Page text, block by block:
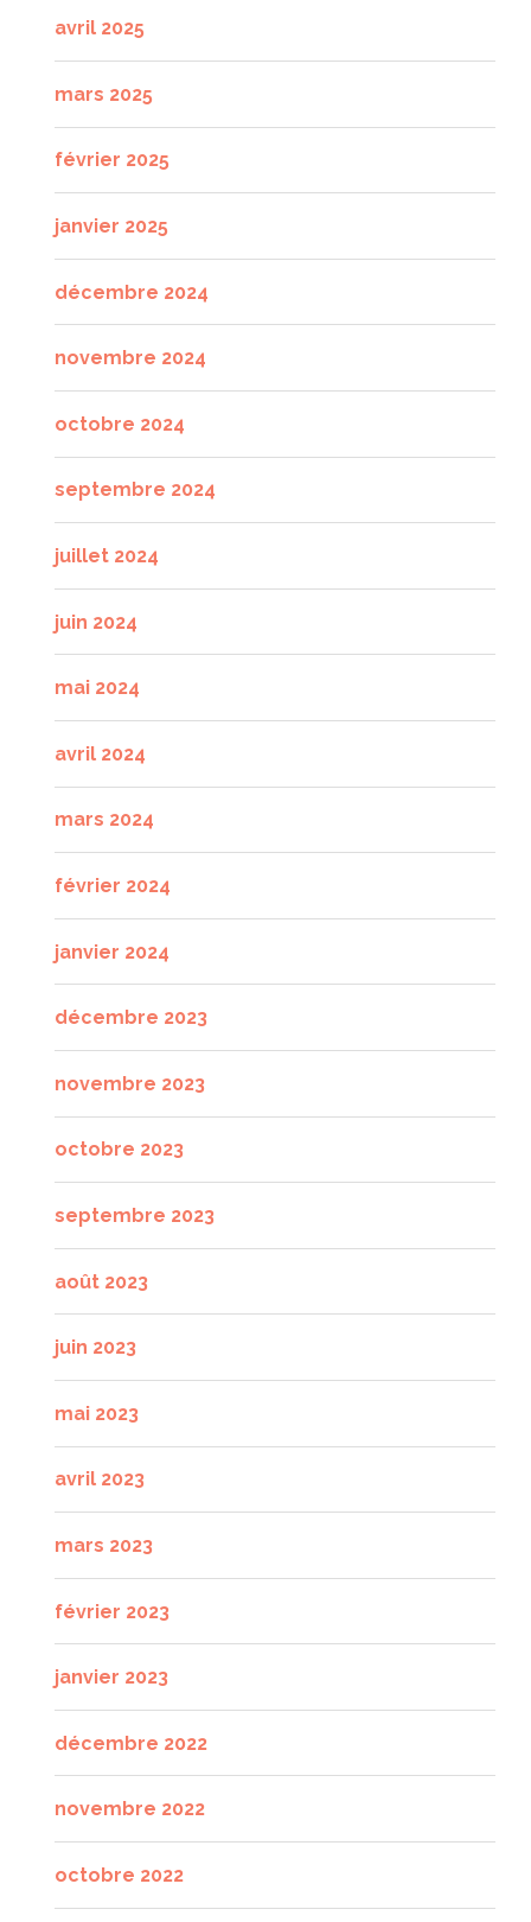
avril 2025
mars 2025
février 2025
janvier 2025
décembre 2024
novembre 2024
octobre 2024
septembre 2024
juillet 2024
juin 2024
mai 2024
avril 2024
mars 2024
février 2024
janvier 2024
décembre 2023
novembre 2023
octobre 2023
septembre 2023
août 2023
juin 2023
mai 2023
avril 2023
mars 2023
février 2023
janvier 2023
décembre 2022
novembre 2022
octobre 2022